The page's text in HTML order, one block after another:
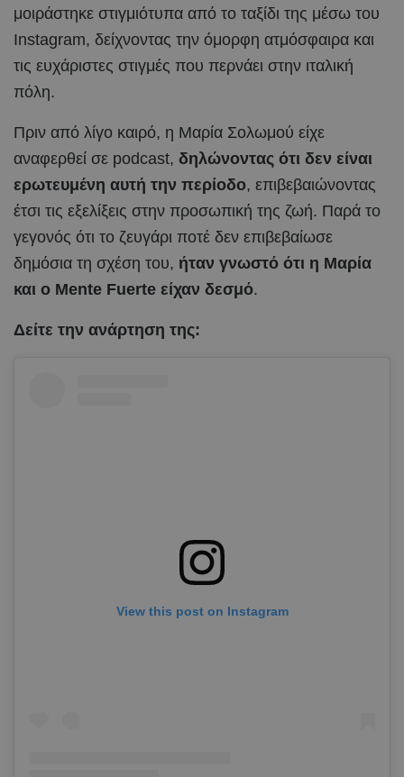
μοιράστηκε στιγμιότυπα από το ταξίδι της μέσω του
Instagram, δείχνοντας την όμορφη ατμόσφαιρα και
τις ευχάριστες στιγμές που περνάει στην ιταλική
πόλη.
Πριν από λίγο καιρό, η Μαρία Σολωμού είχε
αναφερθεί σε podcast, δηλώνοντας ότι δεν είναι
ερωτευμένη αυτή την περίοδο, επιβεβαιώνοντας
έτσι τις εξελίξεις στην προσωπική της ζωή. Παρά το
γεγονός ότι το ζευγάρι ποτέ δεν επιβεβαίωσε
δημόσια τη σχέση του, ήταν γνωστό ότι η Μαρία
και ο Mente Fuerte είχαν δεσμό.
Δείτε την ανάρτηση της:
View this post on Instagram